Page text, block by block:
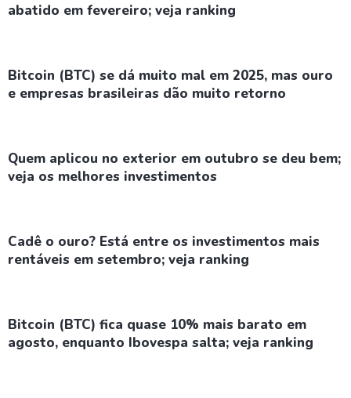
abatido em fevereiro; veja ranking
Bitcoin (BTC) se dá muito mal em 2025, mas ouro
e empresas brasileiras dão muito retorno
Quem aplicou no exterior em outubro se deu bem;
veja os melhores investimentos
Cadê o ouro? Está entre os investimentos mais
rentáveis em setembro; veja ranking
Bitcoin (BTC) fica quase 10% mais barato em
agosto, enquanto Ibovespa salta; veja ranking